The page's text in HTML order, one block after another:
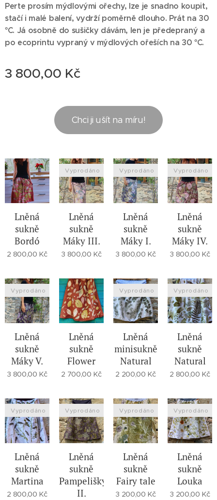
Perte prosím mýdlovými ořechy, lze je snadno koupit,
stačí i malé balení, vydrží poměrně dlouho. Prát na 30
°C. Já osobně do sušičky dávám, len je předepraný a
po ecoprintu vypraný v mýdlových ořeších na 30 °C.
3 800,00 Kč
Chci ji ušít na míru!
Lněná
sukně
Bordó
2 800,00 Kč
Lněná
sukně
Máky III.
Vyprodáno
3 800,00 Kč
Lněná
sukně
Máky I.
Vyprodáno
3 800,00 Kč
Lněná
sukně
Máky IV.
Vyprodáno
3 800,00 Kč
Lněná
sukně
Máky V.
Vyprodáno
3 800,00 Kč
Lněná
sukně
Flower
2 700,00 Kč
Lněná
minisukně
Natural
Vyprodáno
2 200,00 Kč
Lněná
sukně
Natural
Vyprodáno
2 800,00 Kč
Lněná
sukně
Martina
Vyprodáno
2 800,00 Kč
Lněná
sukně
Pampelišky
II.
Vyprodáno
Lněná
sukně
Fairy tale
Vyprodáno
3 200,00 Kč
Lněná
sukně
Louka
Vyprodáno
3 200,00 Kč